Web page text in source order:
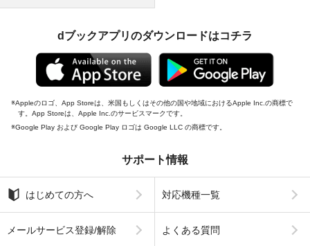
dブックアプリのダウンロードはコチラ
Appleのロゴ、App Storeは、米国もしくはその他の国や地域におけるApple Inc.の商標で
す。App Storeは、Apple Inc.のサービスマークです。
Google Play および Google Play ロゴは Google LLC の商標です。
サポート情報
はじめての方へ 対応機種一覧
メールサービス登録/解除 よくある質問